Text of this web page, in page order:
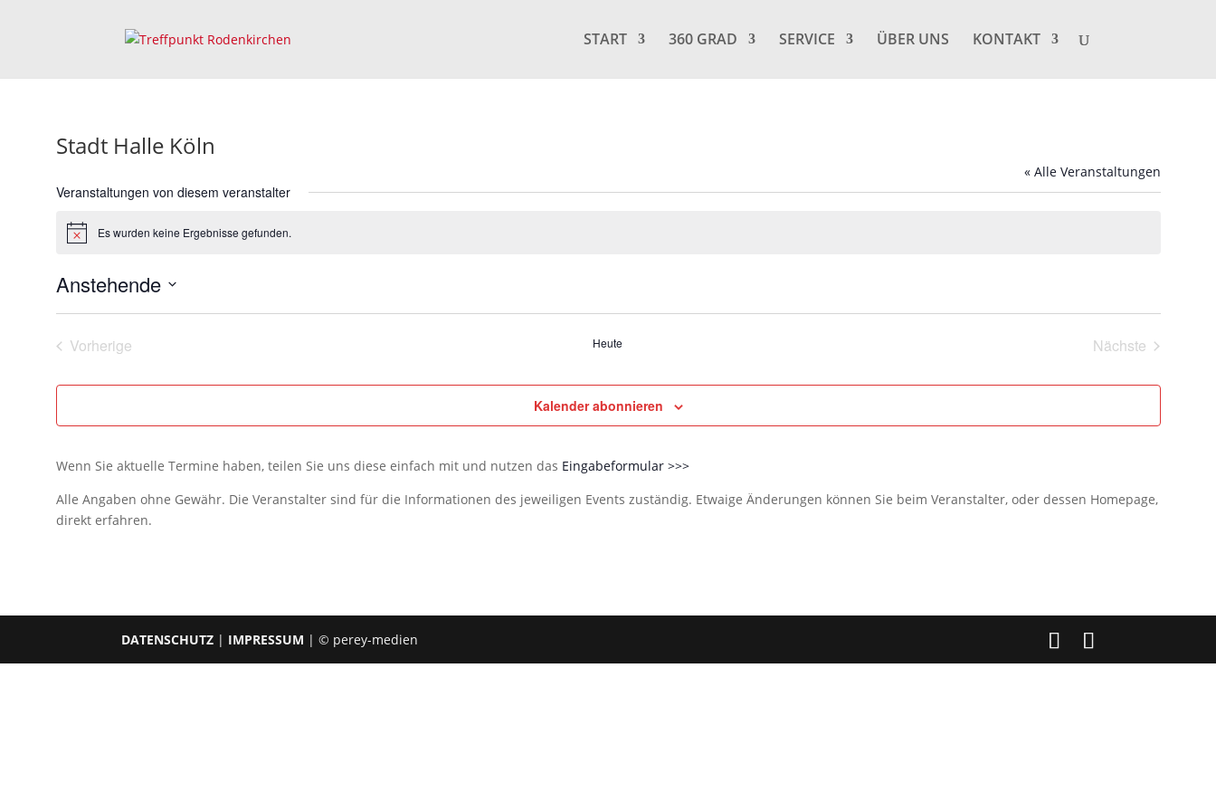
START 360 GRAD SERVICE ÜBER UNS KONTAKT
Stadt Halle Köln
« Alle Veranstaltungen
Veranstaltungen von diesem veranstalter
HinweisEs wurden keine Ergebnisse gefunden.
Anstehende
Vorherige
Heute
Nächste
Kalender abonnieren
Wenn Sie aktuelle Termine haben, teilen Sie uns diese einfach mit und nutzen das Eingabeformular >>>
Alle Angaben ohne Gewähr. Die Veranstalter sind für die Informationen des jeweiligen Events zuständig. Etwaige Änderungen können Sie beim Veranstalter, oder dessen Homepage,
direkt erfahren.
DATENSCHUTZ | IMPRESSUM | © perey-medien